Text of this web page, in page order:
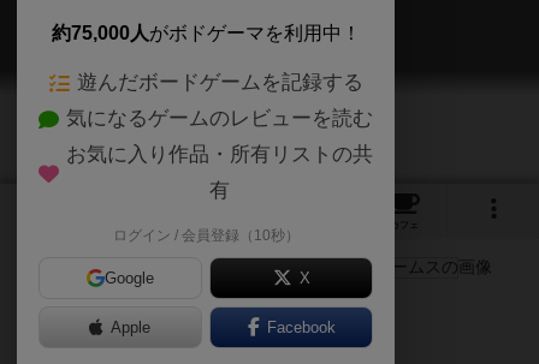
ストリームス
Streams
カフェ
パーティゲーム
約75,000人がボドゲーマを利用中！
遊んだボードゲームを記録する
気になるゲームのレビューを読む
お気に入り作品・所有リストの共
有
ログイン / 会員登録（10秒）
Google X
Apple Facebook